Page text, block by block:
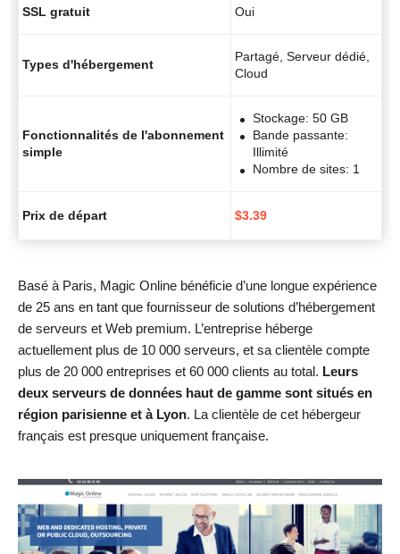
SSL gratuit Oui
Types d'hébergement
Partagé, Serveur dédié,
Cloud
Fonctionnalités de l'abonnement
simple
Stockage: 50 GB
Bande passante:
Illimité
Nombre de sites: 1
Prix de départ $3.39
Basé à Paris, Magic Online bénéficie d’une longue expérience
de 25 ans en tant que fournisseur de solutions d’hébergement
de serveurs et Web premium. L’entreprise héberge
actuellement plus de 10 000 serveurs, et sa clientèle compte
plus de 20 000 entreprises et 60 000 clients au total. Leurs
deux serveurs de données haut de gamme sont situés en
région parisienne et à Lyon. La clientèle de cet hébergeur
français est presque uniquement française.